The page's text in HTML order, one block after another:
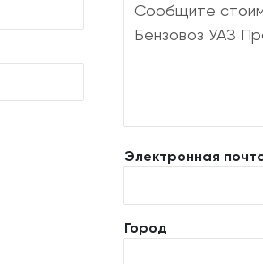
Электронная
Город